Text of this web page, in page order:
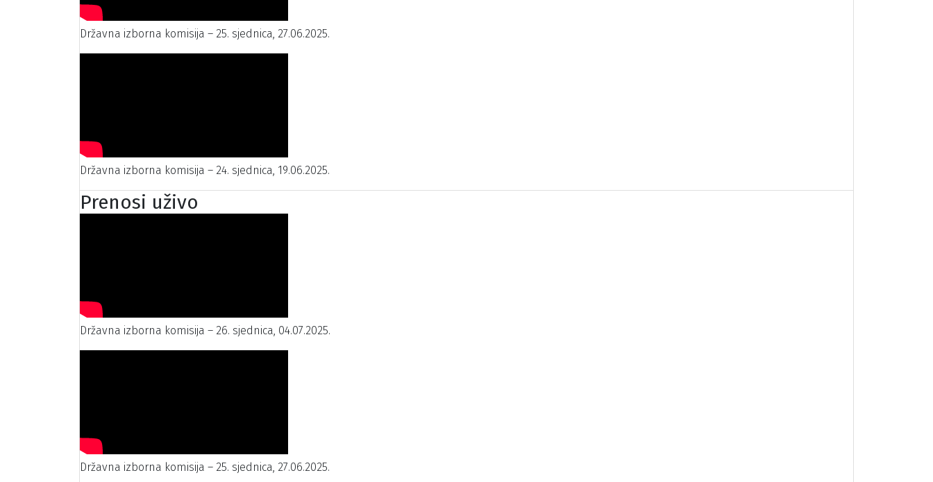
Državna izborna komisija – 25. sjednica, 27.06.2025.
Državna izborna komisija – 24. sjednica, 19.06.2025.
Prenosi uživo
Državna izborna komisija – 26. sjednica, 04.07.2025.
Državna izborna komisija – 25. sjednica, 27.06.2025.